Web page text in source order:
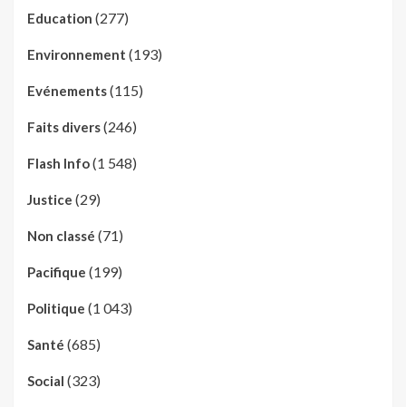
Education (277)
Environnement (193)
Evénements(115)
Faits divers(246)
Flash Info(1 548)
Justice (29)
Non classé (71)
Pacifique (199)
Politique (1 043)
Santé (685)
Social (323)